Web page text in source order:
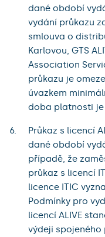
dané období
vydání průkazu
smlouva o
Karlovou, GTS
Association
průkazu je
úvazkem
doba platnosti je
Průkaz s licencí
dané období
případě, že
průkaz s licencí
licence ITIC
Podmínky pro
licencí ALIVE
výdeji spojeného